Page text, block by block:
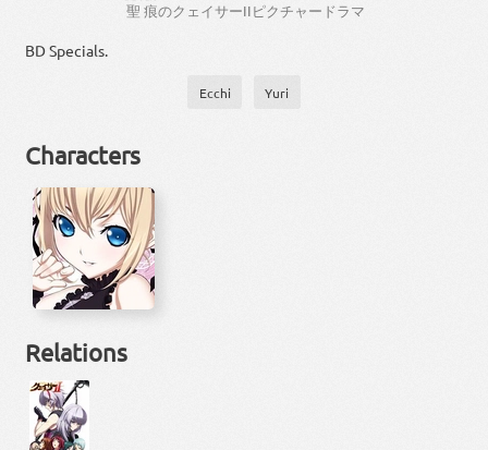
聖 痕のクェイサーIIピクチャードラマ
BD Specials.
Ecchi Yuri
Characters
Relations